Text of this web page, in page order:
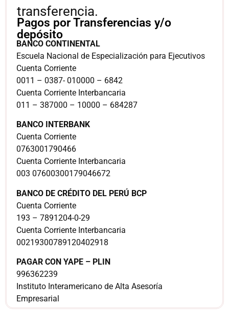
transferencia.
BANCO CONTINENTAL
Escuela Nacional de Especialización para Ejecutivos
Cuenta Corriente
0011 – 0387- 010000 – 6842
Cuenta Corriente Interbancaria
011 – 387000 – 10000 – 684287
BANCO INTERBANK
Cuenta Corriente
0763001790466
Cuenta Corriente Interbancaria
003 07600300179046672
BANCO DE CRÉDITO DEL PERÚ BCP
Cuenta Corriente
193 – 7891204-0-29
Cuenta Corriente Interbancaria
00219300789120402918
PAGAR CON YAPE – PLIN
996362239
Instituto Interamericano de Alta Asesoría
Empresarial
Pagos por Transferencias y/o
depósito